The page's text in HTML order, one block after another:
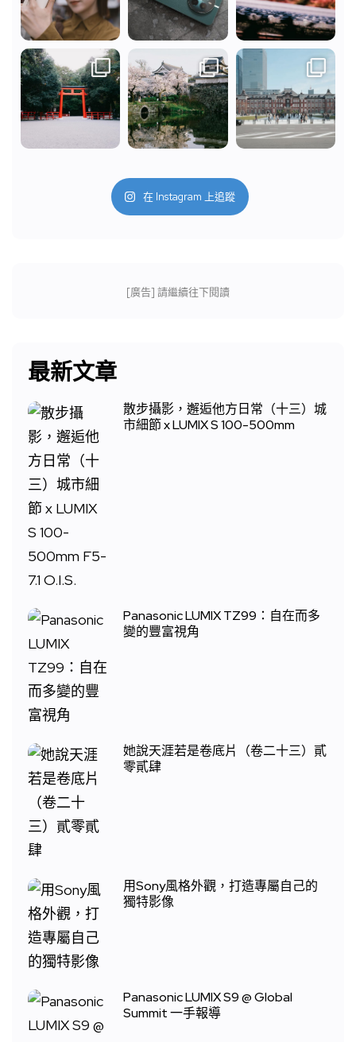
在 Instagram 上追蹤
[廣告] 請繼續往下閱讀
最新文章
散步攝影，邂逅他方日常（十三）城
市細節 x LUMIX S 100-500mm
Panasonic LUMIX TZ99：自在而多
變的豐富視角
她說天涯若是卷底片（卷二十三）貳
零貳肆
用Sony風格外觀，打造專屬自己的
獨特影像
Panasonic LUMIX S9 @ Global
Summit 一手報導